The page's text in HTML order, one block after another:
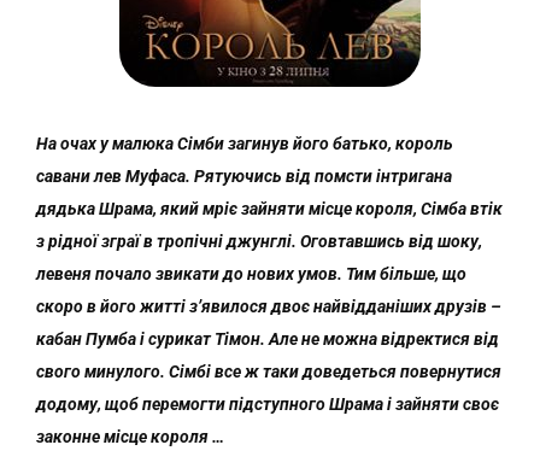
На очах у малюка Сімби загинув його батько, король
савани лев Муфаса. Рятуючись від помсти інтригана
дядька Шрама, який мріє зайняти місце короля, Сімба втік
з рідної зграї в тропічні джунглі. Оговтавшись від шоку,
левеня почало звикати до нових умов. Тим більше, що
скоро в його житті з’явилося двоє найвідданіших друзів –
кабан Пумба і сурикат Тімон. Але не можна відректися від
свого минулого. Сімбі все ж таки доведеться повернутися
додому, щоб перемогти підступного Шрама і зайняти своє
законне місце короля …